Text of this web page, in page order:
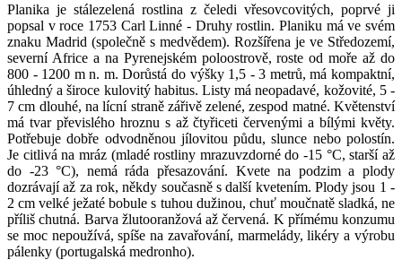
Planika je stálezelená rostlina z čeledi vřesovcovitých, poprvé ji
popsal v roce 1753 Carl Linné - Druhy rostlin. Planiku má ve svém
znaku Madrid (společně s medvědem). Rozšířena je ve Středozemí,
severní Africe a na Pyrenejském poloostrově, roste od moře až do
800 - 1200 m n. m. Dorůstá do výšky 1,5 - 3 metrů, má kompaktní,
úhledný a široce kulovitý habitus. Listy má neopadavé, kožovité, 5 -
7 cm dlouhé, na lícní straně zářivě zelené, zespod matné. Květenství
má tvar převislého hroznu s až čtyřiceti červenými a bílými květy.
Potřebuje dobře odvodněnou jílovitou půdu, slunce nebo polostín.
Je citlivá na mráz (mladé rostliny mrazuvzdorné do -15 °C, starší až
do -23 °C), nemá ráda přesazování. Kvete na podzim a plody
dozrávají až za rok, někdy současně s další kvetením. Plody jsou 1 -
2 cm velké ježaté bobule s tuhou dužinou, chuť moučnatě sladká, ne
příliš chutná. Barva žlutooranžová až červená. K přímému konzumu
se moc nepoužívá, spíše na zavařování, marmelády, likéry a výrobu
pálenky (portugalská medronho).